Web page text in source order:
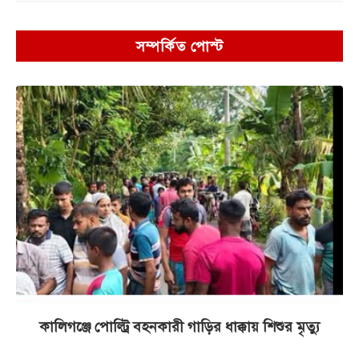
সম্পর্কিত পোস্ট
কালিগঞ্জে পোল্ট্রি বহনকারী গাড়ির ধাক্কায় শিশুর মৃত্যু